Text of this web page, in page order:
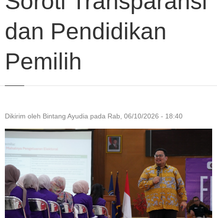
dan Pendidikan
Pemilih
Dikirim oleh Bintang Ayudia pada Rab, 06/10/2026 - 18:40